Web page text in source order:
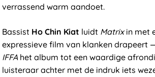
verrassend warm aandoet.
Bassist Ho Chin Kiat luidt Matrixin met
expressieve film van klanken drapeert
IFFA het album tot een waardige
luisteraar achter met de indruk iets